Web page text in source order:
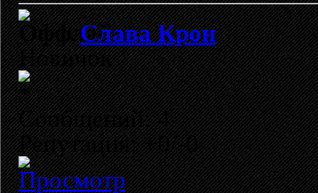
Слава Крон
Новичок
Сообщений: 4
Репутация: +0/-0